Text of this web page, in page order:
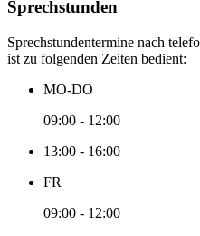
Sprechstunden
Sprechstundentermine nach
ist zu folgenden Zeiten bedient:
MO-DO
09:00 - 12:00
13:00 - 16:00
FR
09:00 - 12:00